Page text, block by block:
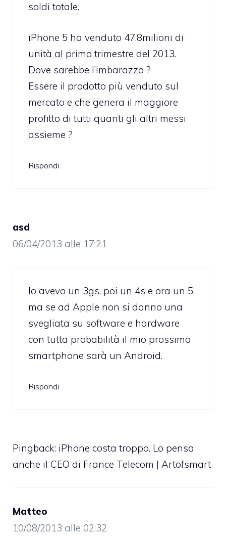
soldi totale.
iPhone 5 ha venduto 47.8milioni di
unità al primo trimestre del 2013.
Dove sarebbe l’imbarazzo ?
Essere il prodotto più venduto sul
mercato e che genera il maggiore
profitto di tutti quanti gli altri messi
assieme ?
Rispondi
asd
06/04/2013 alle 17:21
Io avevo un 3gs, poi un 4s e ora un 5,
ma se ad Apple non si danno una
svegliata su software e hardware
con tutta probabilità il mio prossimo
smartphone sarà un Android.
Rispondi
Pingback: iPhone costa troppo. Lo pensa
anche il CEO di France Telecom | Artofsmart
Matteo
10/08/2013 alle 02:32